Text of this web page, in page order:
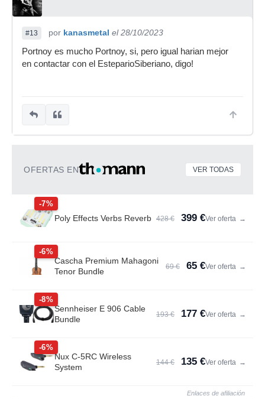
#13 por kanasmetal el 28/10/2023
Portnoy es mucho Portnoy, si, pero igual harian mejor
en contactar con el EsteparioSiberiano, digo!
OFERTAS EN VER TODAS
-7%
Poly Effects Verbs Reverb 428 € 399 €Ver oferta →
-6%
Cascha Premium Mahagoni
Tenor Bundle
69 € 65 €Ver oferta →
-8%
Sennheiser E 906 Cable
Bundle
193 € 177 €Ver oferta →
-6%
Nux C-5RC Wireless
System
144 € 135 €Ver oferta →
Enlaces de afiliación